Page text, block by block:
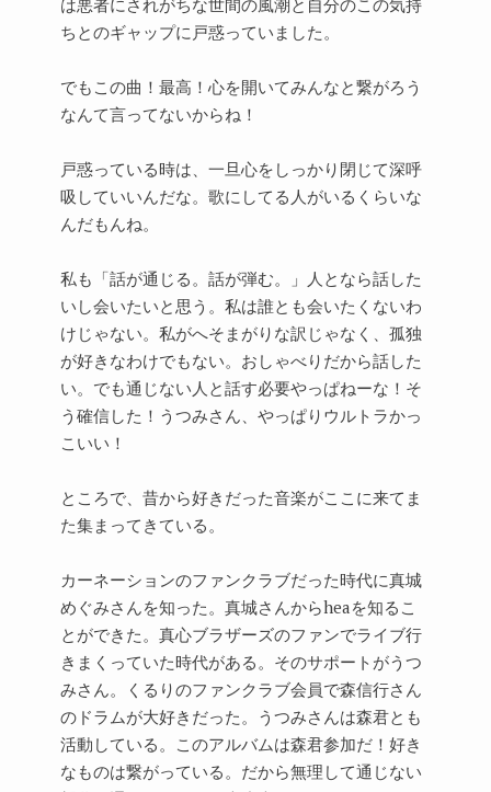
ちとのギャップに戸惑っていました。
でもこの曲！最高！心を開いてみんなと繋がろう
なんて言ってないからね！
戸惑っている時は、一旦心をしっかり閉じて深呼
吸していいんだな。歌にしてる人がいるくらいな
んだもんね。
私も「話が通じる。話が弾む。」人となら話した
いし会いたいと思う。私は誰とも会いたくないわ
けじゃない。私がへそまがりな訳じゃなく、孤独
が好きなわけでもない。おしゃべりだから話した
い。でも通じない人と話す必要やっぱねーな！そ
う確信した！うつみさん、やっぱりウルトラかっ
こいい！
ところで、昔から好きだった音楽がここに来てま
た集まってきている。
カーネーションのファンクラブだった時代に真城
めぐみさんを知った。真城さんからheaを知るこ
とができた。真心ブラザーズのファンでライブ行
きまくっていた時代がある。そのサポートがうつ
みさん。くるりのファンクラブ会員で森信行さん
のドラムが大好きだった。うつみさんは森君とも
活動している。このアルバムは森君参加だ！好き
なものは繋がっている。だから無理して通じない